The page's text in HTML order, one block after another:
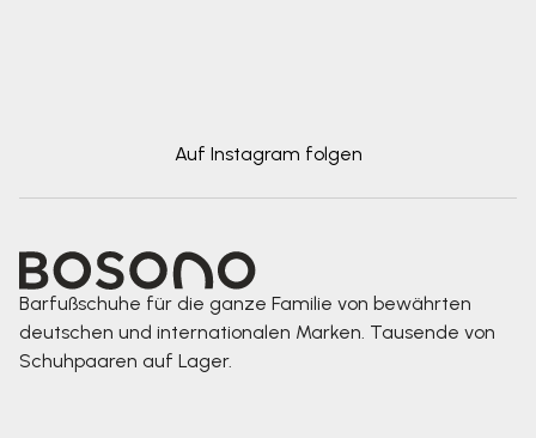
Auf Instagram folgen
Barfußschuhe für die ganze Familie von bewährten
deutschen und internationalen Marken. Tausende von
Schuhpaaren auf Lager.